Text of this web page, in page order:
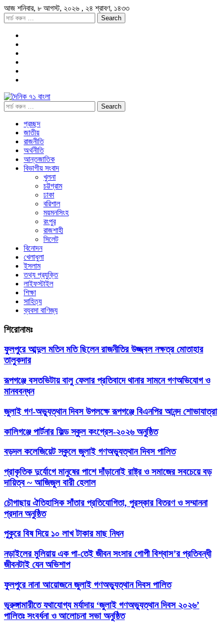
আজ শনিবার, ৮ আগস্ট, ২০২৬ , ২৪ শ্রাবণ, ১৪৩৩
প্রচ্ছদ
জাতীয়
রাজনীতি
অর্থনীতি
আন্তজাতিক
বিভাগীয় সংবাদ
খুলনা
চট্টগ্রাম
ঢাকা
বরিশাল
ময়মনসিংহ
রংপুর
রাজশাহী
সিলেট
বিনোদন
খেলাধুলা
ইসলাম
তথ্য প্রযুক্তি
লাইফস্টাইল
শিক্ষা
সাহিত্য
ব্যবসা বাণিজ্য
শিরোনামঃ
ফুলপুরে আব্দুল মতিন মতি ছিলেন রাজনীতির উজ্জ্বল নক্ষত্র মোতাহার
তালুকদার
রূপগঞ্জে বসতভিটায় বালু ফেলার প্রতিবাদে থানার সামনে গণঅভিযোগ ও
মানববন্ধন
জুলাই গণ-অভ্যুত্থান দিবস উপলক্ষে রূপগঞ্জে বিএনপির আনন্দ শোভাযাত্রা
কালিগঞ্জে পার্টনার ফিল্ড স্কুল কংগ্রেস-২০২৬ অনুষ্ঠিত
বড়দল কলেজিয়েট স্কুলে জুলাই গণঅভ্যুত্থান দিবস পালিত
প্রাকৃতিক দুর্যোগে মানুষের পাশে দাঁড়ানোই রাষ্ট্র ও সমাজের সবচেয়ে বড়
দায়িত্ব ~ আজিজুল বারী হেলাল
চৌগাছায় ঐতিহাসিক সাঁতার প্রতিযোগিতা, পুরস্কার বিতরণ ও সম্মাননা
প্রদান অনুষ্ঠিত
পুকুরে বিষ দিয়ে ১০ লাখ টাকার মাছ নিধন
নড়াইলের মুলিয়ায় এক পা-তেই জীবন সংসার গোপী বিশ্বাস’র প্রতিবন্ধী
জীবনটাই যেন অভিশাপ
ফুলপুরে নানা আয়োজনে জুলাই গণঅভ্যুত্থান দিবস পালিত
ভূরুঙ্গামারীতে যথাযোগ্য মর্যাদায় ‘জুলাই গণঅভ্যুত্থান দিবস ২০২৬’
পালিতঃ সংবর্ধনা ও আলোচনা সভা অনুষ্ঠিত